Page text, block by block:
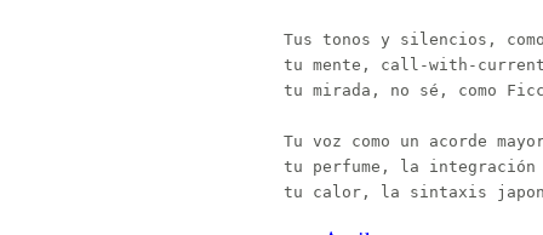
Tus tonos y silencios,
tu mente, call-with-
tu mirada, no sé, como
Tu voz como un acorde
tu perfume, la